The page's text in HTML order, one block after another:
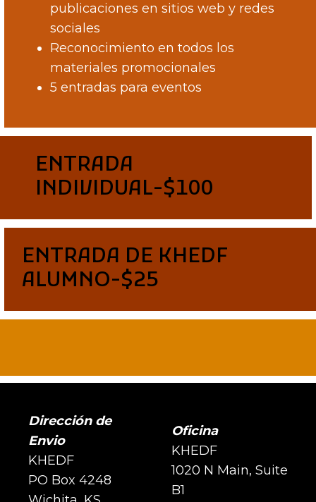
publicaciones en sitios web y redes
sociales
Reconocimiento en todos los
materiales promocionales
5 entradas para eventos
ENTRADA
INDIVIDUAL-$100
ENTRADA DE KHEDF
ALUMNO-$25
Dirección de
Envio
KHEDF
PO Box 4248
Oficina
KHEDF
1020 N Main, Suite
B1